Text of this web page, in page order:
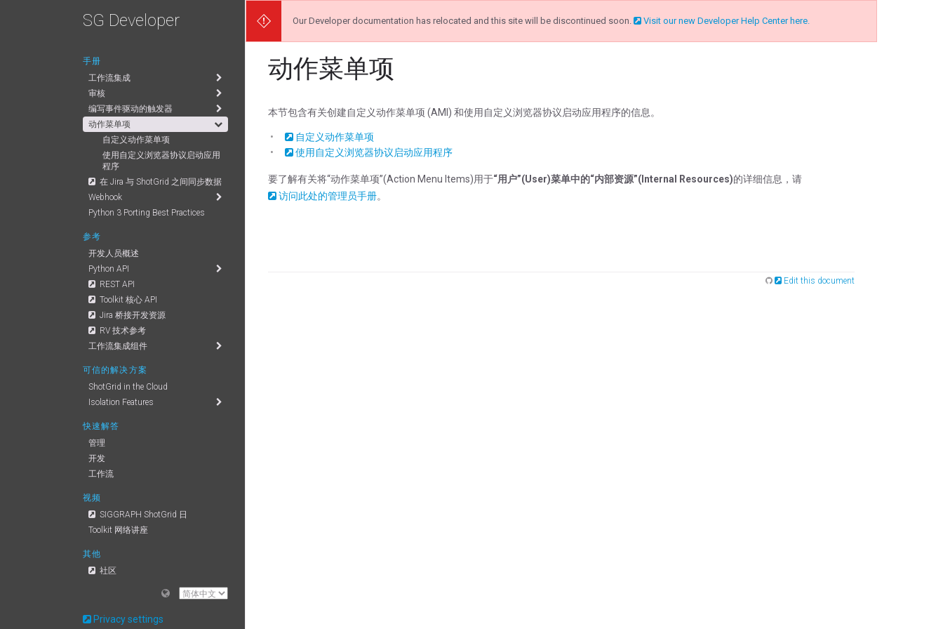
SG Developer
手册
工作流集成
审核
编写事件驱动的触发器
动作菜单项
自定义动作菜单项
使用自定义浏览器协议启动应用
程序
在 Jira 与 ShotGrid 之间同步数据
Webhook
Python 3 Porting Best Practices
参考
开发人员概述
Python API
REST API
Toolkit 核心 API
Jira 桥接开发资源
RV 技术参考
工作流集成组件
可信的解决方案
ShotGrid in the Cloud
Isolation Features
快速解答
管理
开发
工作流
视频
SIGGRAPH ShotGrid 日
Toolkit 网络讲座
其他
社区
ShotGrid 文档
Privacy settings
Our Developer documentation has relocated and this site will be discontinued soon. Visit our new Developer Help Center here.
动作菜单项
本节包含有关创建自定义动作菜单项 (AMI) 和使用自定义浏览器协议启动应用程序的信息。
自定义动作菜单项
使用自定义浏览器协议启动应用程序
要了解有关将“动作菜单项”(Action Menu Items)用于“用户”(User)菜单中的“内部资源”(Internal Resources)的详细信息，请
访问此处的管理员手册。
Edit this document